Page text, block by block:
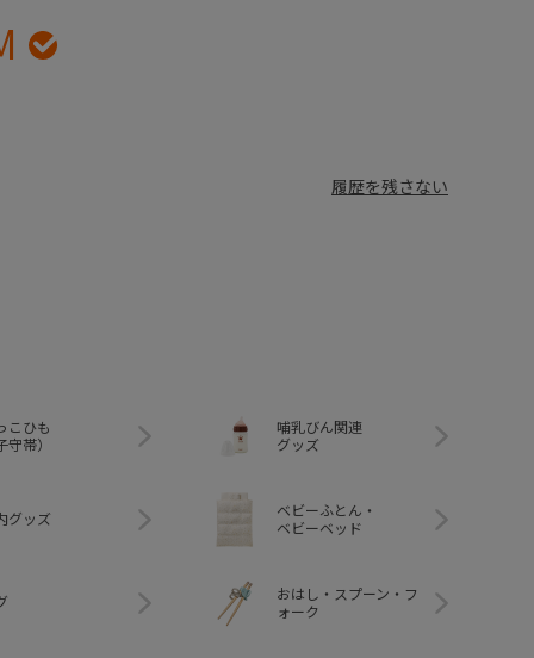
履歴を残さない
こひも
守帯）
哺乳びん関連
グッズ
グッズ
ベビーふとん・
ベビーベッド
おはし・スプーン・フ
ォーク